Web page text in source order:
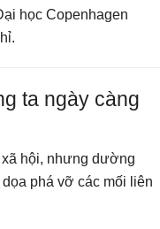
học Copenhagen
ta ngày càng
hội, nhưng dường
phá vỡ các mối liên